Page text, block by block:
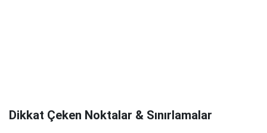
Dikkat Çeken Noktalar & Sınırlamalar